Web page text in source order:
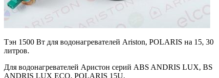
Тэн 1500 Вт для водонагревателей Ariston, POLARIS на 15, 30
литров.
Для водонагревателей Аристон серий ABS ANDRIS LUX, BS
ANDRIS LUX ECO, POLARIS 15U.